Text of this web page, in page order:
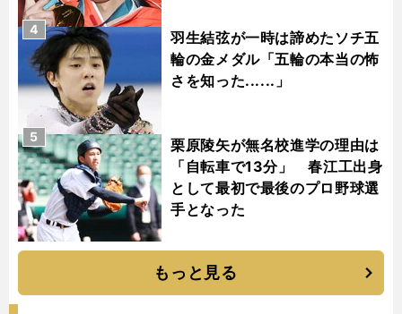
羽生結弦が一時は諦めたソチ五
輪の金メダル「五輪の本当の怖
さを知った......」
4
栗原陵矢が無名校進学の理由は
「自転車で13分」 春江工出身
として最初で最後のプロ野球選
手となった
5
もっと見る